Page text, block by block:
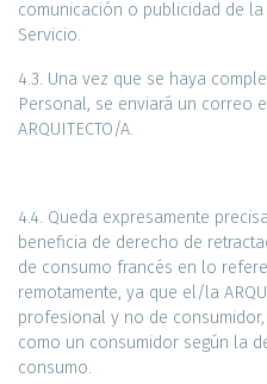
comunicación o publicidad de
Servicio.
4.3. Una vez que se haya
Personal, se enviará un correo
ARQUITECTO/A.
4.4. Queda expresamente
beneficia de derecho de
de consumo francés en lo
remotamente, ya que el/la
profesional y no de
como un consumidor según la
consumo.